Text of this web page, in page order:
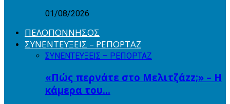
01/08/2026
ΠΕΛΟΠΟΝΝΗΣΟΣ
ΣΥΝΕΝΤΕΥΞΕΙΣ – ΡΕΠΟΡΤΑΖ
ΣΥΝΕΝΤΕΥΞΕΙΣ – ΡΕΠΟΡΤΑΖ
«Πώς περνάτε στο Μελιτζάzz;» – Η
κάμερα του…